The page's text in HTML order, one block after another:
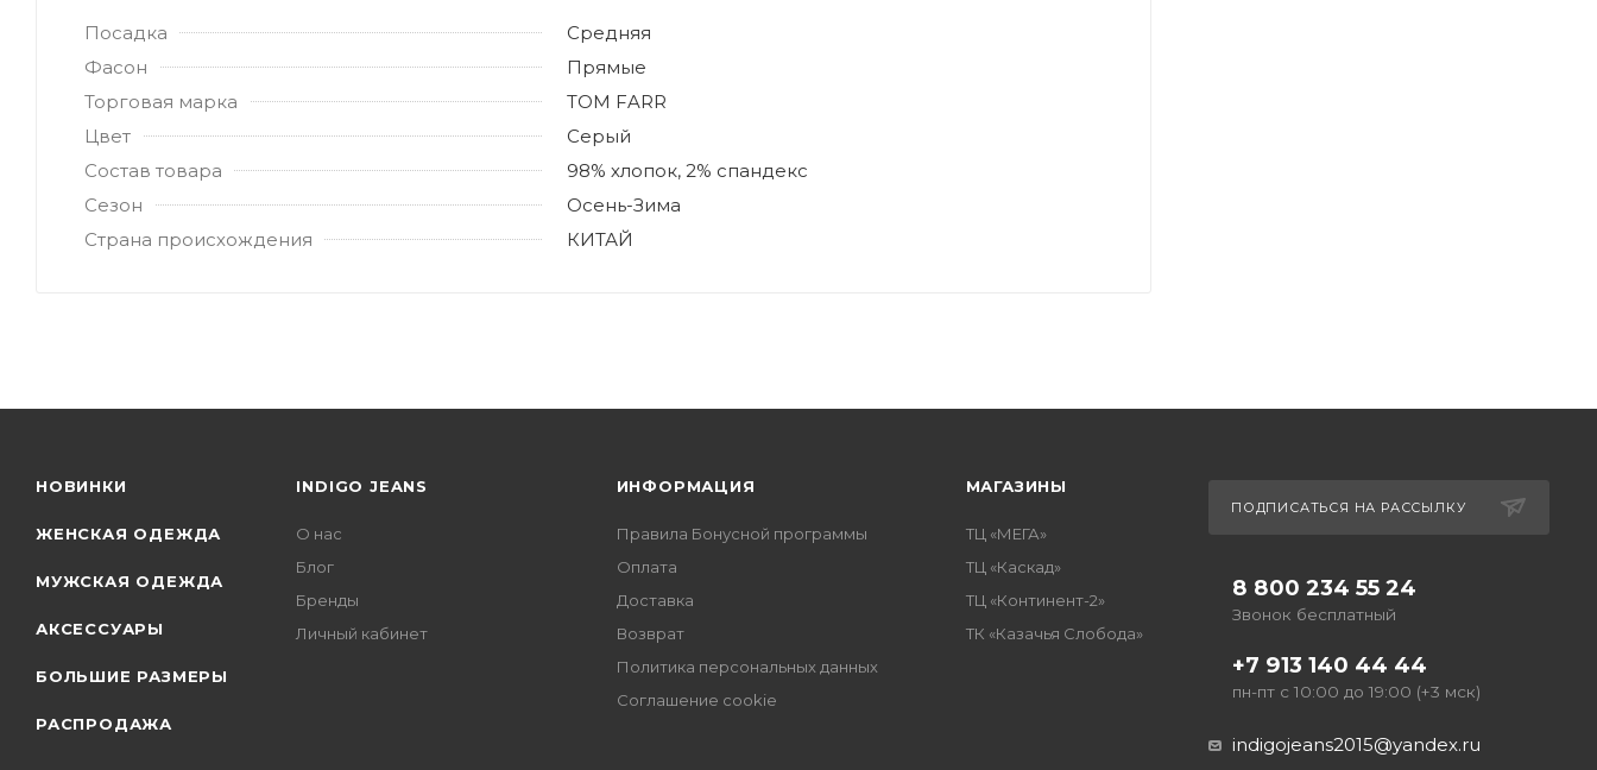
Посадка
Средняя
Фасон
Прямые
Торговая марка
TOM FARR
Цвет
Серый
Состав товара
98% хлопок, 2% спандекc
Сезон
Осень-Зима
Страна происхождения
КИТАЙ
НОВИНКИ
ЖЕНСКАЯ ОДЕЖДА
МУЖСКАЯ ОДЕЖДА
АКСЕССУАРЫ
БОЛЬШИЕ РАЗМЕРЫ
РАСПРОДАЖА
INDIGO JEANS
О нас
Блог
Бренды
Личный кабинет
ИНФОРМАЦИЯ
Правила Бонусной программы
Оплата
Доставка
Возврат
Политика персональных данных
Соглашение cookie
МАГАЗИНЫ
ТЦ «МЕГА»
ТЦ «Каскад»
ТЦ «Континент-2»
ТК «Казачья Слобода»
ПОДПИСАТЬСЯ НА РАССЫЛКУ
8 800 234 55 24
Звонок бесплатный
+7 913 140 44 44
пн-пт с 10:00 до 19:00 (+3 мск)
indigojeans2015@yandex.ru